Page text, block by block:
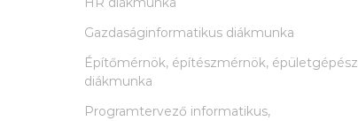
Gazdaságinformatikus diákmunka
Építőmérnök, építészmérnök, épületgépész
diákmunka
Programtervező informatikus,